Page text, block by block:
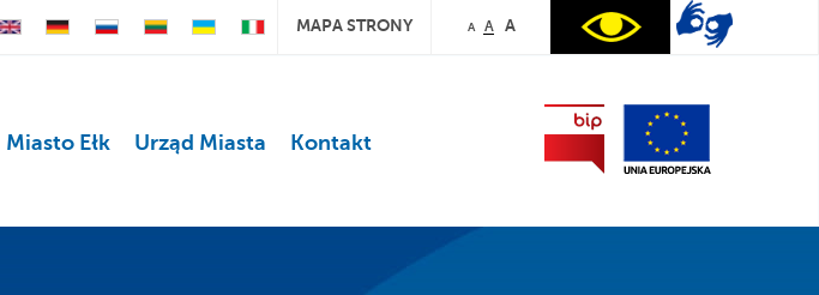
MAPA STRONY A A A
Miasto Ełk Urząd Miasta Kontakt